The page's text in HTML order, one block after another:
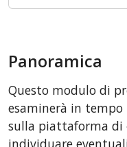
PrestaShop
AbanteCart
CubeCart
LiteCart
Panoramica
Questo modulo di
esaminerà in
sulla piattaforma di
individuare